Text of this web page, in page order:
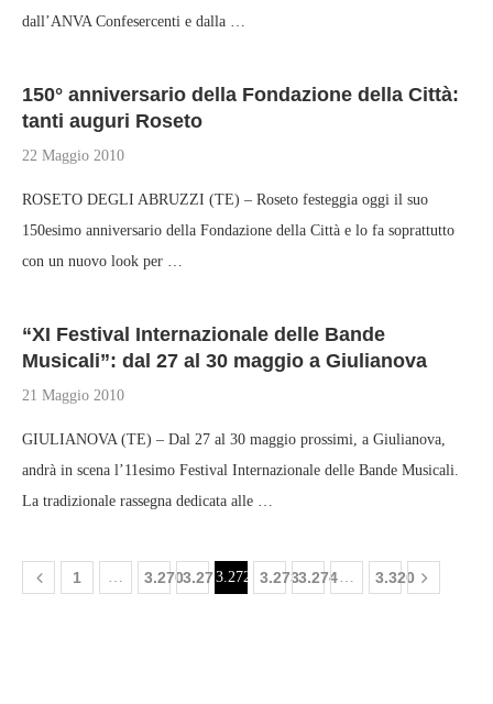
dall’ANVA Confesercenti e dalla …
150° anniversario della Fondazione della Città:
tanti auguri Roseto
22 Maggio 2010
ROSETO DEGLI ABRUZZI (TE) – Roseto festeggia oggi il suo
150esimo anniversario della Fondazione della Città e lo fa soprattutto
con un nuovo look per …
“XI Festival Internazionale delle Bande
Musicali”: dal 27 al 30 maggio a Giulianova
21 Maggio 2010
GIULIANOVA (TE) – Dal 27 al 30 maggio prossimi, a Giulianova,
andrà in scena l’11esimo Festival Internazionale delle Bande Musicali.
La tradizionale rassegna dedicata alle …
1 … 3.2703.2713.272 3.2733.274… 3.320